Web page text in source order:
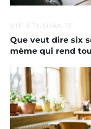
VIE ÉTUDIANTE
Que veut dire six
mème qui rend